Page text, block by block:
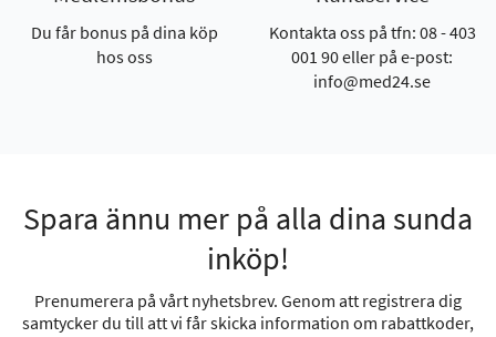
Du får bonus på dina köp
hos oss
Kontakta oss på tfn: 08 - 403
001 90 eller på e-post:
info@med24.se
Spara ännu mer på alla dina sunda
inköp!
Prenumerera på vårt nyhetsbrev. Genom att registrera dig
samtycker du till att vi får skicka information om rabattkoder,